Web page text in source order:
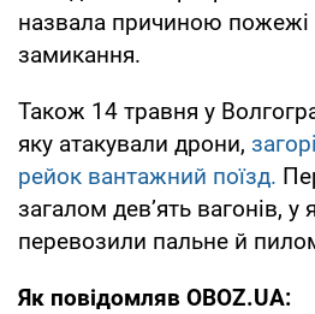
назвала причиною пожежі
замикання.
Також 14 травня у
яку атакували дрони,
рейок вантажний поїзд.
загалом дев’ять вагонів, у
перевозили пальне й
Як повідомляв OBOZ.UA: